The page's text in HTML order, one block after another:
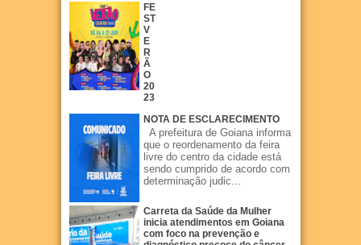
FE
ST
V
E
R
Ã
O
20
23
NOTA DE ESCLARECIMENTO
A prefeitura de Goiana informa
que o reordenamento da feira
livre do centro da cidade está
sendo cumprido de acordo com
determinação judic...
Carreta da Saúde da Mulher
inicia atendimentos em Goiana
com foco na prevenção e